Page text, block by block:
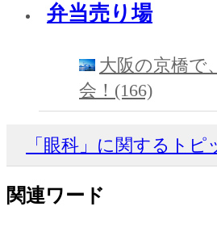
弁当売り場
大阪の京橋で
会！(166)
「眼科」に関するトピ
関連ワード